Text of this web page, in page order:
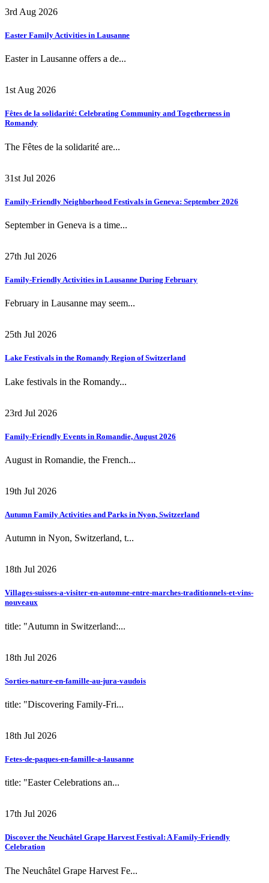
3rd Aug 2026
Easter Family Activities in Lausanne
Easter in Lausanne offers a de...
1st Aug 2026
Fêtes de la solidarité: Celebrating Community and Togetherness in
Romandy
The Fêtes de la solidarité are...
31st Jul 2026
Family-Friendly Neighborhood Festivals in Geneva: September 2026
September in Geneva is a time...
27th Jul 2026
Family-Friendly Activities in Lausanne During February
February in Lausanne may seem...
25th Jul 2026
Lake Festivals in the Romandy Region of Switzerland
Lake festivals in the Romandy...
23rd Jul 2026
Family-Friendly Events in Romandie, August 2026
August in Romandie, the French...
19th Jul 2026
Autumn Family Activities and Parks in Nyon, Switzerland
Autumn in Nyon, Switzerland, t...
18th Jul 2026
Villages-suisses-a-visiter-en-automne-entre-marches-traditionnels-et-vins-
nouveaux
title: "Autumn in Switzerland:...
18th Jul 2026
Sorties-nature-en-famille-au-jura-vaudois
title: "Discovering Family-Fri...
18th Jul 2026
Fetes-de-paques-en-famille-a-lausanne
title: "Easter Celebrations an...
17th Jul 2026
Discover the Neuchâtel Grape Harvest Festival: A Family-Friendly
Celebration
The Neuchâtel Grape Harvest Fe...